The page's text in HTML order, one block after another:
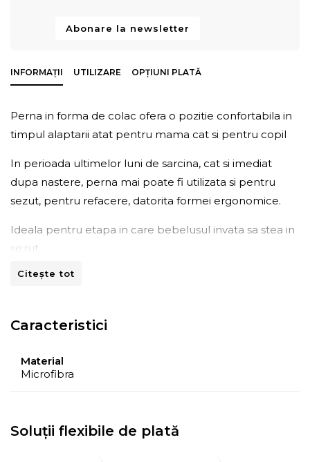
Abonare la newsletter
INFORMAȚII UTILIZARE OPȚIUNI PLATĂ
Perna in forma de colac ofera o pozitie confortabila in
timpul alaptarii atat pentru mama cat si pentru copil
In perioada ultimelor luni de sarcina, cat si imediat
dupa nastere, perna mai poate fi utilizata si pentru
sezut, pentru refacere, datorita formei ergonomice.
Ideala pentru etapa in care bebelusul invata sa stea in
sezut.
Caracteristici:
Dimensiuni perna ambalata in geanta: (Lxlxh) 53x12x41
cm;
Lungime exterioara 158 cm, lungime interioara 57 cm
Citește tot
Caracteristici
Material
Microfibra
Soluții flexibile de plată